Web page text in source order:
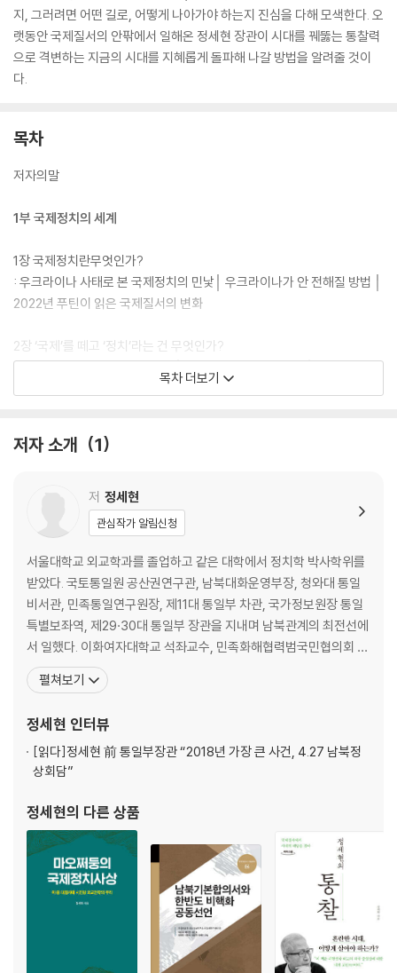
지, 그러려면 어떤 길로, 어떻게 나아가야 하는지 진심을 다해 모색한다. 오
랫동안 국제질서의 안팎에서 일해온 정세현 장관이 시대를 꿰뚫는 통찰력
으로 격변하는 지금의 시대를 지혜롭게 돌파해 나갈 방법을 알려줄 것이
다.
목차
저자의말
1부 국제정치의 세계
1장 국제정치란무엇인가?
: 우크라이나 사태로 본 국제정치의 민낯│ 우크라이나가 안 전해질 방법 │
2022년 푸틴이 읽은 국제질서의 변화
2장 ‘국제’를 떼고 ‘정치’라는 건 무엇인가?
: 폭력 장치의 또 다른 이름, 정치│법은 멀고 주먹은 가깝다│폭력 장치는
국제정치에도 있다│ 영해는 왜 3해리였는가
: 천하를 거느린 중국식 국제질서│ 대(對)중국 복속은 언제 시작되었나?
│중국의 국제질서 만들기
2장 19세기 일본은 어떻게 강대국이 되었나?
: 중국이 아니라 영국을 배우자│일본이 무력으로 다룬 첫 나라, 조선│중심
과 변방의 이론│일본의 도전, ‘전범국에서 넘버2’로│ ‘팍스 자포니카’의 꿈
3장 한국, 일본, 중국은 가까워질 수 있을까?
: 한국과 일본, 오랜 역사로 얽힌 은원관계│한국과 중국, 가까워도 같지 않
은 두 나라│일본과 중국, 동아시아를 차지하려는 경쟁관계
3부 미소 냉전 시기의 국제정치
1장 미국은 어떻게 국제질서를 만들었나?
련과 경쟁하던 시대
2장 20세기 한국의 국제관계는 어떠했나?
: 이승만 정부: 친미와 반공, 명분이자 도구│박정희·전두환 군사정부: 친미
를 통한 정통성 만들기│노태우 정부: 북방정책과 미국 모시기│미국이 우
리 정통성의 근거인가?│외교정책의 1번 목표, 안보의 첫 번째 수단은?
4부 미국 일방주의시대, G2로 올라선 중국과 선진국이 된 한국
목차 더보기
저자 소개 1
저 정세현
관심작가 알림신청
서울대학교 외교학과를 졸업하고 같은 대학에서 정치학 박사학위를
받았다. 국토통일원 공산권연구관, 남북대화운영부장, 청와대 통일
비서관, 민족통일연구원장, 제11대 통일부 차관, 국가정보원장 통일
특별보좌역, 제29·30대 통일부 장관을 지내며 남북관계의 최전선에
서 일했다. 이화여자대학교 석좌교수, 민족화해협력범국민협의회 대
표상임의장, 원광대학교 총장, 한반도평화포럼 이사장을 지냈다. 현
재 민주평화통일자문회의 수석부의장으로 일하며 여전히 한반도의
『정세현의 정세토크』 『정세현의 통일토크』 『정세현의 외교토크』, 공
저로
펼쳐보기
정세현 인터뷰
[읽다]정세현 前 통일부장관 “2018년 가장 큰 사건, 4.27 남북정
상회담”
정세현의 다른 상품